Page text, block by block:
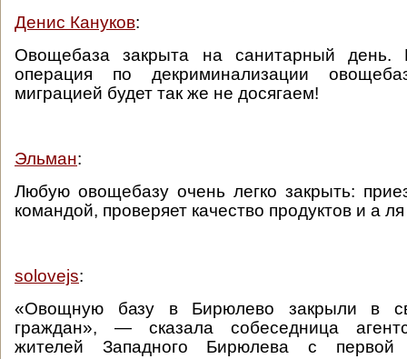
Денис Кануков:
Овощебаза закрыта на санитарный день.
операция по декриминализации
миграцией будет так же не досягаем!
Эльман:
Любую овощебазу очень легко закрыть:
командой, проверяет качество продуктов и а
solovejs:
«Овощную базу в Бирюлево закрыли в
граждан», — сказала собеседница
жителей Западного Бирюлева с первой